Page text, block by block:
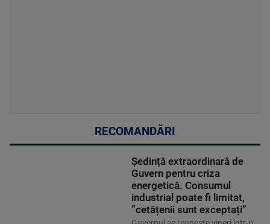
RECOMANDĂRI
Ședință extraordinară de
Guvern pentru criza
energetică. Consumul
industrial poate fi limitat,
”cetățenii sunt exceptați”